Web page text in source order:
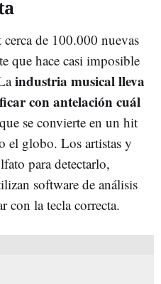
de 100.000 nuevas
que hace casi imposible
industria musical lleva
con antelación cuál
se convierte en un hit
el globo. Los artistas y
para detectarlo,
software de análisis
con la tecla correcta.